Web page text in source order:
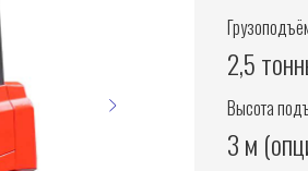
2,5
Высота
3 м